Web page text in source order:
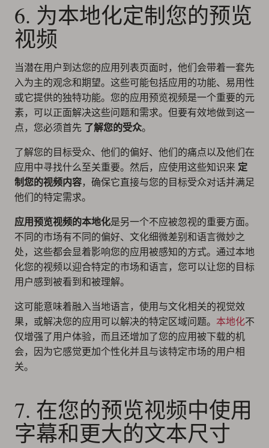
6. 为本地化定制您的预览
视频
当潜在用户到达您的应用列表页面时，他们会带着一套先
入为主的观念和期望。这些可能包括应用的功能、易用性
或它提供的独特功能。您的应用预览视频是一个重要的元
素，可以正面解决这些问题和需求。但要有效地做到这一
点，您必须首先 了解您的受众。
了解您的目标受众、他们的偏好、他们的痛点以及他们在
应用中寻找什么至关重要。然后，应使用这些知识来 定
制您的视频内容，确保它直接与您的目标受众对话并满足
他们的特定需求。
应用预览视频的本地化是另一个不应被忽视的重要方面。
不同的市场有不同的偏好、文化细微差别和语言微妙之
处，这些都会显着影响您的应用被感知的方式。通过本地
化您的视频以迎合特定的市场和语言，您可以让您的目标
用户感到被看到和被理解。
这可能意味着融入当地语言，使用与文化相关的视觉效
果，或解决您的应用可以解决的特定区域问题。 本地化不
仅增强了用户体验，而且还增加了您的应用被下载的机
会，因为它感觉更加个性化并且与该特定市场的用户相
关。
7. 在您的预览视频中使用
字幕和更大的文本尺寸